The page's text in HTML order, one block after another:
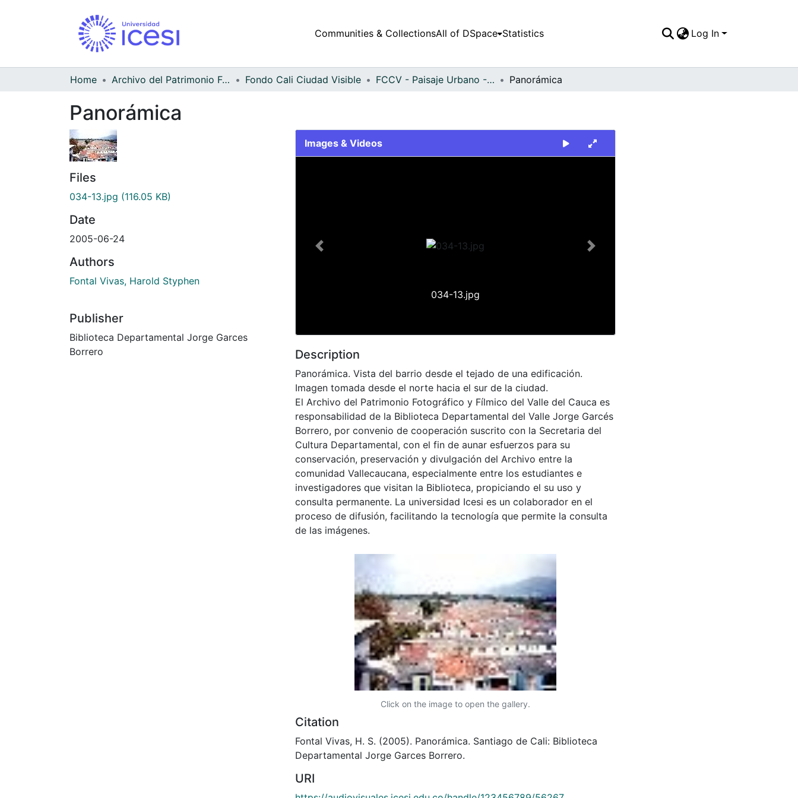
Communities & CollectionsAll of DSpace Statistics Log In
Home Archivo del Patrimonio Fotográfico y Fílmico del Valle del Cauca Fondo Cali Ciudad Visible FCCV - Paisaje Urbano - Patrimonial Panorámica
Panorámica
Files
034-13.jpg (116.05 KB)
Date
2005-06-24
Authors
Fontal Vivas, Harold Styphen
Publisher
Biblioteca Departamental Jorge Garces
Borrero
Images & Videos
034-13.jpg
Previous Next
Description
Panorámica. Vista del barrio desde el tejado de una edificación.
Imagen tomada desde el norte hacia el sur de la ciudad.
El Archivo del Patrimonio Fotográfico y Fílmico del Valle del Cauca es
responsabilidad de la Biblioteca Departamental del Valle Jorge Garcés
Borrero, por convenio de cooperación suscrito con la Secretaria del
Cultura Departamental, con el fin de aunar esfuerzos para su
conservación, preservación y divulgación del Archivo entre la
comunidad Vallecaucana, especialmente entre los estudiantes e
investigadores que visitan la Biblioteca, propiciando el su uso y
consulta permanente. La universidad Icesi es un colaborador en el
proceso de difusión, facilitando la tecnología que permite la consulta
de las imágenes.
Click on the image to open the gallery.
Citation
Fontal Vivas, H. S. (2005). Panorámica. Santiago de Cali: Biblioteca
Departamental Jorge Garces Borrero.
URI